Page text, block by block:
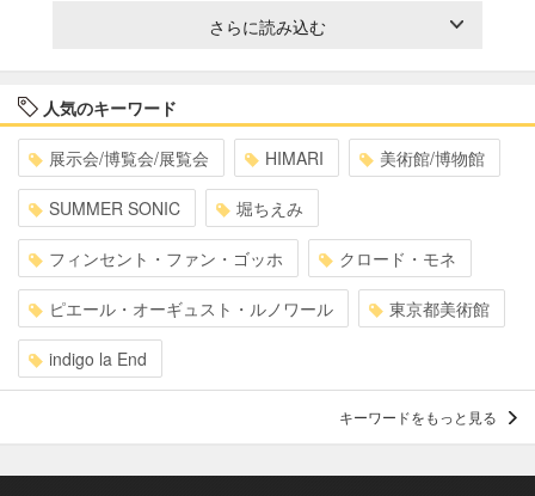
さらに読み込む
人気のキーワード
展示会/博覧会/展覧会 HIMARI 美術館/博物館
SUMMER SONIC 堀ちえみ
フィンセント・ファン・ゴッホ クロード・モネ
ピエール・オーギュスト・ルノワール 東京都美術館
indigo la End
キーワードをもっと見る